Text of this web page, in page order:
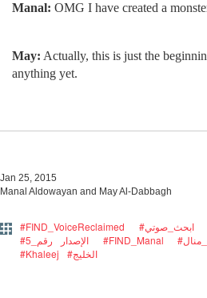
Manal: OMG I have created a
May: Actually, this is just the
anything yet.
Jan 25, 2015
Manal Aldowayan and May Al-Dabbagh
#FIND_VoiceReclaimed #ابحث_صوتي
#5_الإصدار رقم
#FIND_Manal
#Khaleej
#الخليج